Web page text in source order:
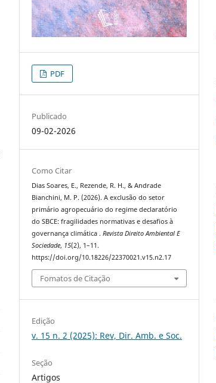
PDF
Publicado
09-02-2026
Como Citar
Dias Soares, E., Rezende, R. H., & Andrade
Bianchini, M. P. (2026). A exclusão do setor
primário agropecuário do regime declaratório
do SBCE: fragilidades normativas e desafios à
governança climática .Revista Direito Ambiental E
Sociedade, 15(2), 1–11.
https://doi.org/10.18226/22370021.v15.n2.17
Fomatos de Citação
Edição
v. 15 n. 2 (2025): Rev, Dir. Amb. e Soc.
Seção
Artigos